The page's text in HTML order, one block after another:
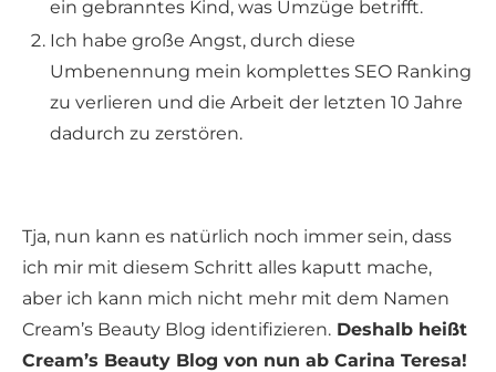
ein gebranntes Kind, was Umzüge betrifft.
Ich habe große Angst, durch diese
Umbenennung mein komplettes SEO Ranking
zu verlieren und die Arbeit der letzten 10 Jahre
dadurch zu zerstören.
Tja, nun kann es natürlich noch immer sein, dass
ich mir mit diesem Schritt alles kaputt mache,
aber ich kann mich nicht mehr mit dem Namen
Cream’s Beauty Blog identifizieren. Deshalb heißt
Cream’s Beauty Blog von nun ab Carina Teresa!